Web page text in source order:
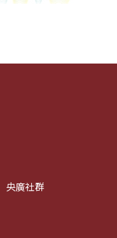
央廣社群